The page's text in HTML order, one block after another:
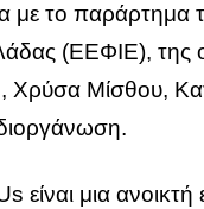
με το παράρτημα
(ΕΕΦΙΕ),
Μίσθου,
είναι μια